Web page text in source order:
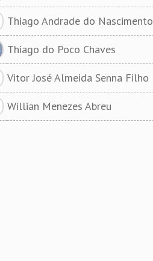
Thiago Andrade do Nascimento
Thiago do Poco Chaves
Vitor José Almeida Senna Filho
Willian Menezes Abreu